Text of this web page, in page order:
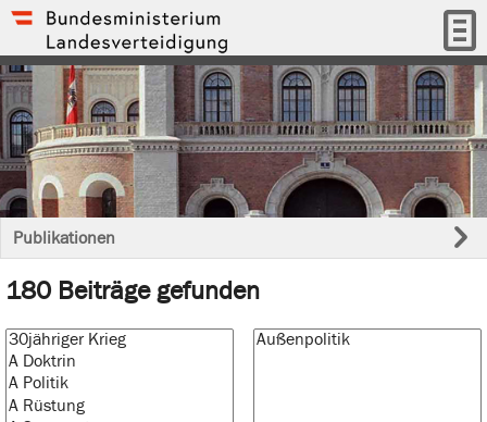
Publikationen
180 Beiträge gefunden